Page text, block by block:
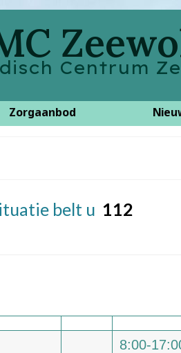
Centrum
Zorgaanbod
belt u 112
8:00-